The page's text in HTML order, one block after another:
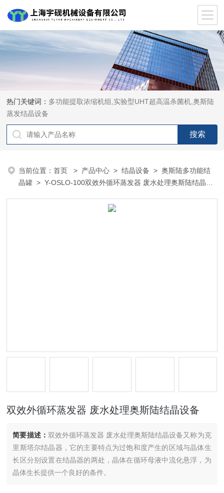
热门关键词： 多功能提取浓缩机组,实验型UHT超高温杀菌机,奥斯陆
蒸发结晶设备
当前位置：首页 > 产品中心 >结晶设备 >奥斯陆多功能结
晶罐 > Y-OSLO-100双效外循环蒸发器 废水处理奥斯陆结晶设
双效外循环蒸发器 废水处理奥斯陆结晶设备
简要描述： 双效外循环蒸发器 废水处理奥斯陆结晶设备又称为克
里斯塔尔结晶器，它的主要特点为过饱和度产生的区域与晶体生
长区分别设置在结晶器的两处，晶体在循环母液中流化悬浮，为
晶体生长提供一个良好的条件。